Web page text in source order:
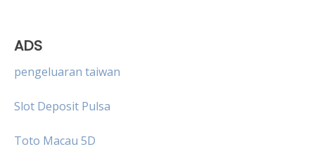
ADS
pengeluaran taiwan
Slot Deposit Pulsa
Toto Macau 5D